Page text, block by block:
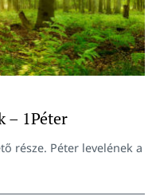
– 1Péter
része. Péter levelének a